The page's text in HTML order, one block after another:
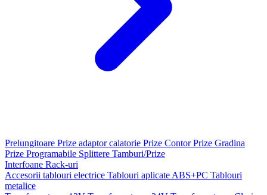
Prelungitoare Prize adaptor calatorie Prize ContorPrize Gradina
Prize Programabile Splittere Tamburi/Prize
Interfoane Rack-uri
Accesorii tablouri electrice Tablouri aplicate ABS+PC Tablouri
metalice